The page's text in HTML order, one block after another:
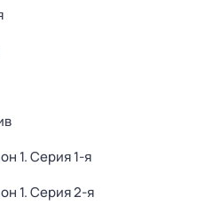
1. Серия 1-я
1. Серия 2-я